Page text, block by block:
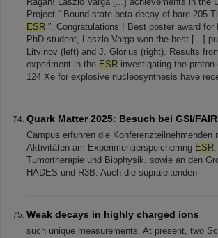
Project “ Bound-state beta decay of bare 205
ESR ”. Congratulations ! Best poster award for
PhD student, Laszlo Varga won the best [...]
Litvinov (left) and J. Glorius (right). Results
experiment in the ESR investigating the
124 Xe for explosive nucleosynthesis have
Quark Matter 2025: Besuch bei GSI/FAIR
Campus erfuhren die Konferenzteilnehmenden
Aktivitäten am Experimentierspeicherring ESR
Tumortherapie und Biophysik, sowie an den
HADES und R3B. Auch die supraleitenden
Weak decays in highly charged ions
such unique measurements. At present, two